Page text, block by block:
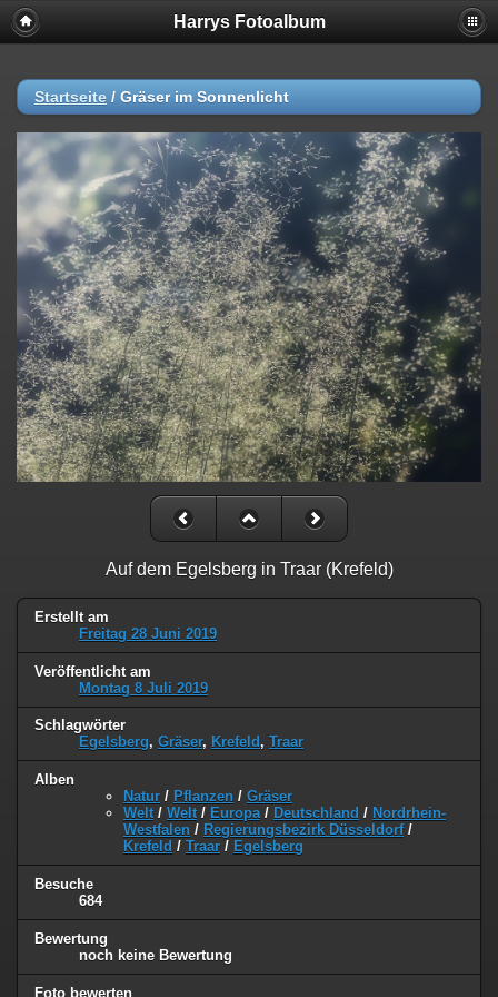
Harrys Fotoalbum
Startseite / Gräser im Sonnenlicht
Auf dem Egelsberg in Traar (Krefeld)
Erstellt am
Freitag 28 Juni 2019
Veröffentlicht am
Montag 8 Juli 2019
Schlagwörter
Egelsberg, Gräser, Krefeld , Traar
Alben
Natur / Pflanzen / Gräser
Welt / Welt / Europa/ Deutschland / Nordrhein-
Westfalen / Regierungsbezirk Düsseldorf/
Krefeld / Traar / Egelsberg
Besuche
684
Bewertung
noch keine Bewertung
Foto bewerten